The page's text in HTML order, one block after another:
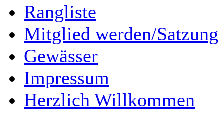
Rangliste
Mitglied werden/Satzung
Gewässer
Impressum
Herzlich Willkommen